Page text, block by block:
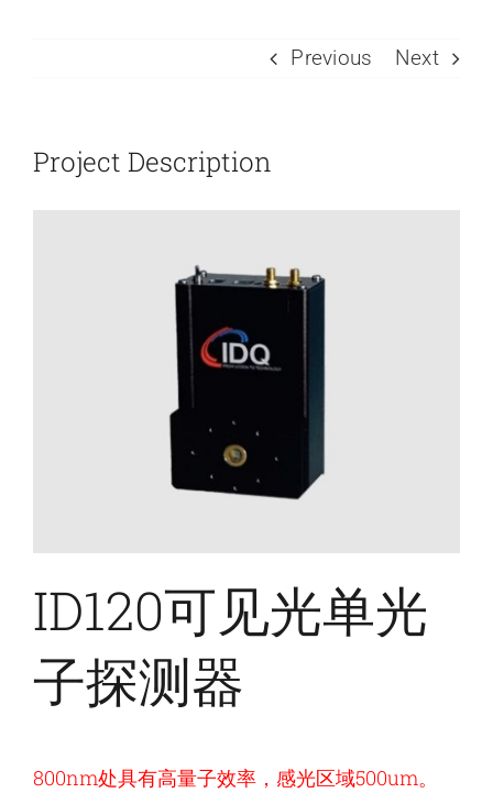
新闻和活动
Previous Next
Project Description
ID120可见光单光
子探测器
800nm处具有高量子效率，感光区域500um。